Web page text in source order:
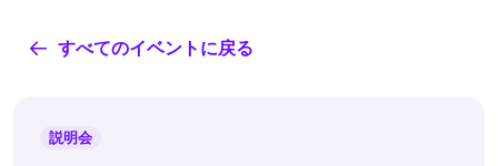
すべてのイベントに戻る
説明会